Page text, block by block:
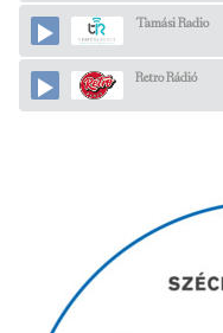
Tamási Radio
Retro Rádió